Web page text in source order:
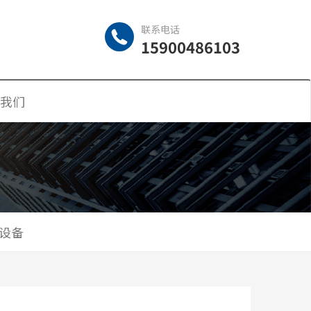
联系电话
15900486103
们
备